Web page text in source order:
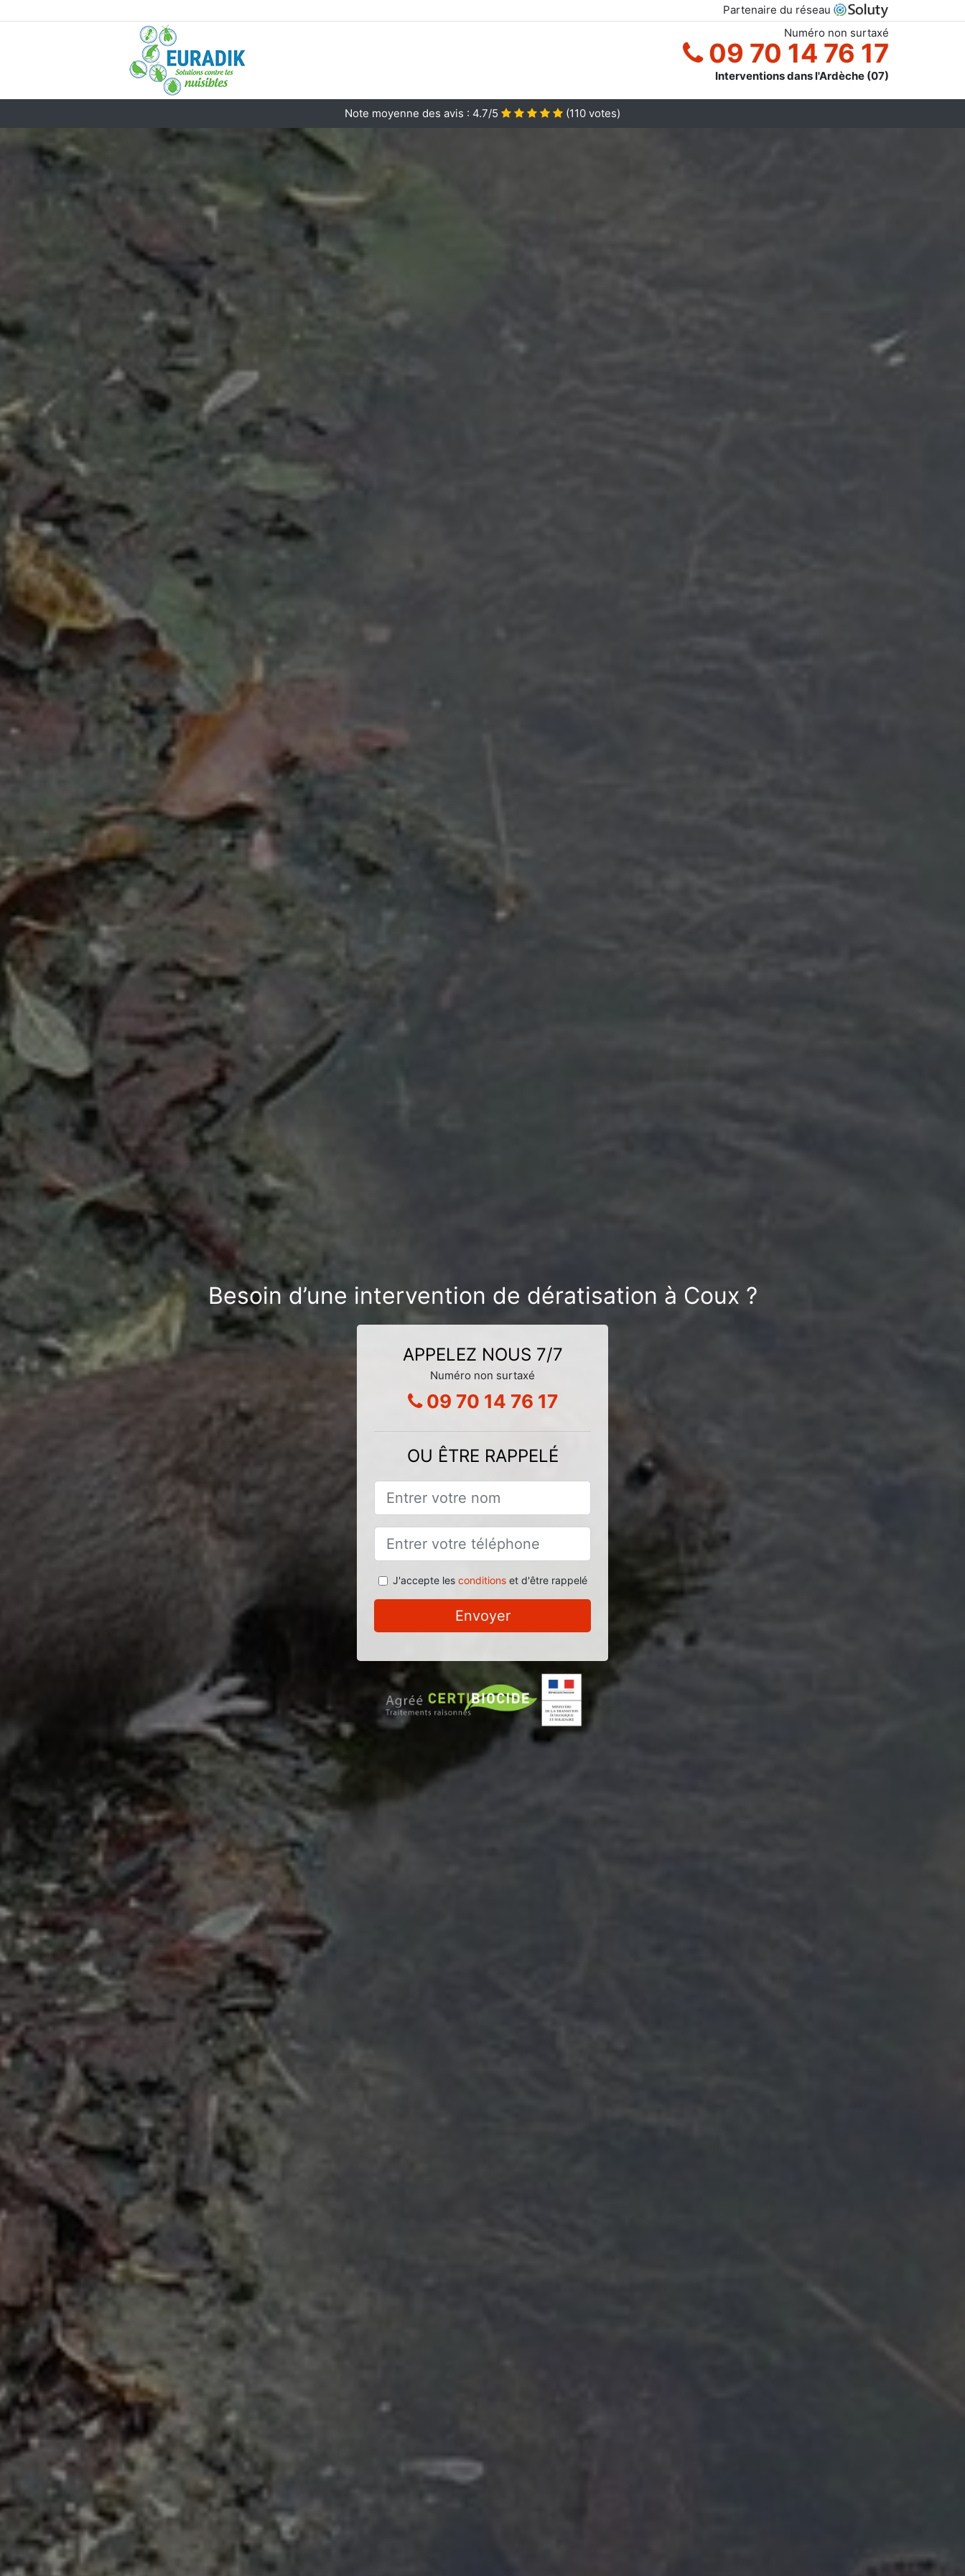
Partenaire du réseau
Numéro non surtaxé
09 70 14 76 17
Interventions dans l'Ardèche (07)
Note moyenne des avis : 4.7/5 (110 votes)
Besoin d’une intervention de dératisation à Coux ?
APPELEZ NOUS 7/7
Numéro non surtaxé
09 70 14 76 17
OU ÊTRE RAPPELÉ
J'accepte les conditionset d'être rappelé
Envoyer